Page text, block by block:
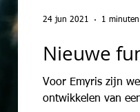
Nieuwe
Voor Emyris zijn
ontwikkelen van
24 jun 2021 1